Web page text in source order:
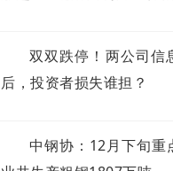
双双跌停！两公司信
后，投资者损失谁担？
中钢协：12月下旬重